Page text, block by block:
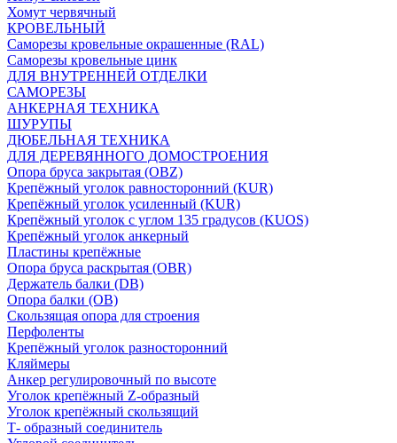
Хомут червячный
КРОВЕЛЬНЫЙ
Саморезы кровельные окрашенные (RAL)
Саморезы кровельные цинк
ДЛЯ ВНУТРЕННЕЙ ОТДЕЛКИ
САМОРЕЗЫ
АНКЕРНАЯ ТЕХНИКА
ШУРУПЫ
ДЮБЕЛЬНАЯ ТЕХНИКА
ДЛЯ ДЕРЕВЯННОГО ДОМОСТРОЕНИЯ
Опора бруса закрытая (OBZ)
Крепёжный уголок равносторонний (KUR)
Крепёжный уголок усиленный (KUR)
Крепёжный уголок с углом 135 градусов (KUOS)
Крепёжный уголок анкерный
Пластины крепёжные
Опора бруса раскрытая (OBR)
Держатель балки (DB)
Опора балки (ОВ)
Скользящая опора для строения
Перфоленты
Крепёжный уголок разносторонний
Кляймеры
Анкер регулировочный по высоте
Уголок крепёжный Z-образный
Уголок крепёжный скользящий
Т- образный соединитель